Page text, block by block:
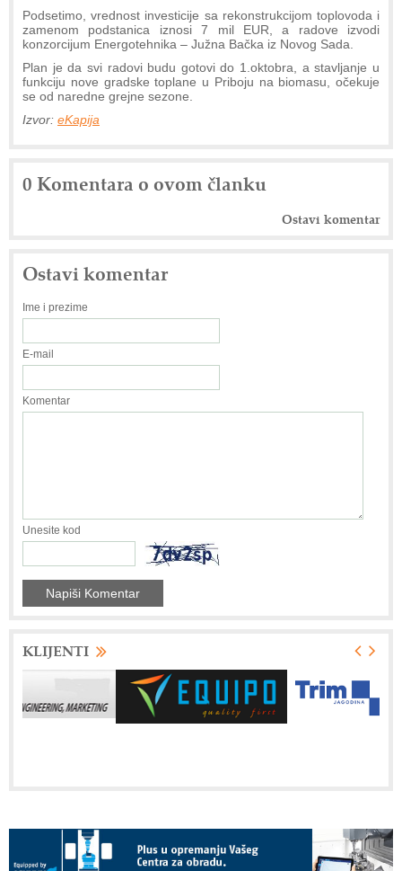
Podsetimo, vrednost investicije sa rekonstrukcijom toplovoda i
zamenom podstanica iznosi 7 mil EUR, a radove izvodi
konzorcijum Energotehnika – Južna Bačka iz Novog Sada.
Plan je da svi radovi budu gotovi do 1.oktobra, a stavljanje u
funkciju nove gradske toplane u Priboju na biomasu, očekuje
se od naredne grejne sezone.
Izvor: eKapija
0 Komentara o ovom članku
Ostavi komentar
Ostavi komentar
Ime i prezime
E-mail
Komentar
Unesite kod
KLIJENTI